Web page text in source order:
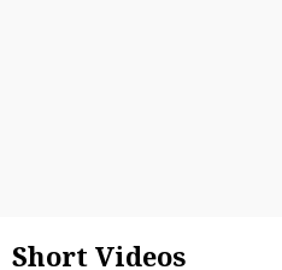
Short Videos